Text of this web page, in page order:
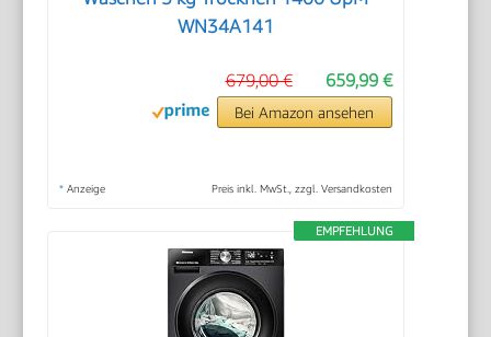
WN34A141
659,99 €
679,00 €
Bei Amazon ansehen
* Anzeige Preis inkl. MwSt., zzgl. Versandkosten
EMPFEHLUNG